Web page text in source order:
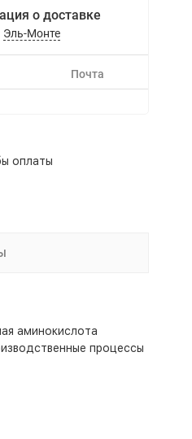
о доставке
Эль-Монте
Почта
оплаты
аминокислота
процессы